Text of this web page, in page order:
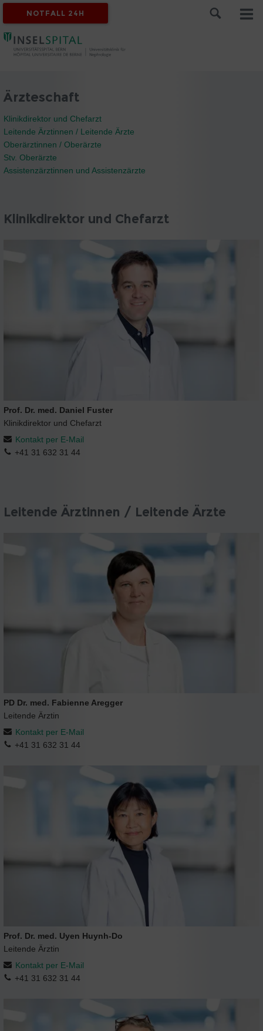
NOTFALL 24H
Ärzteschaft
Klinikdirektor und Chefarzt
Leitende Ärztinnen / Leitende Ärzte
Oberärztinnen / Oberärzte
Stv. Oberärzte
Assistenzärztinnen und Assistenzärzte
Klinikdirektor und Chefarzt
Prof. Dr. med. Daniel Fuster
Klinikdirektor und Chefarzt
Kontakt per E-Mail
+41 31 632 31 44
Leitende Ärztinnen / Leitende Ärzte
PD Dr. med. Fabienne Aregger
Leitende Ärztin
Kontakt per E-Mail
+41 31 632 31 44
Prof. Dr. med. Uyen Huynh-Do
Leitende Ärztin
Kontakt per E-Mail
+41 31 632 31 44